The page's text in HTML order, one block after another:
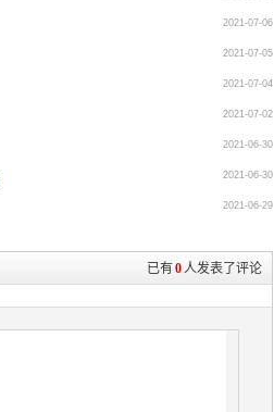
2021-07-06
2021-07-05
2021-07-04
2021-07-02
2021-06-30
2021-06-30
2021-06-29
已有0人发表了评论